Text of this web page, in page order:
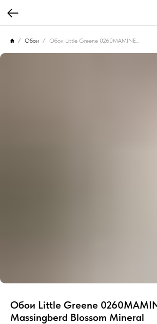
Обои Обои Little Greene 0260MAMINER Massingberd Blossom Mineral
Обои Little Greene
Massingberd Blossom Mineral